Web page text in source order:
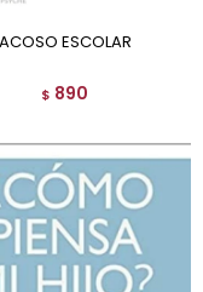
ACOSO ESCOLAR
$ 890